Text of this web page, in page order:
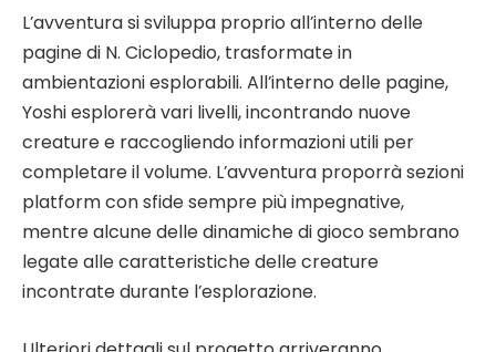
L’avventura si sviluppa proprio all’interno delle
pagine di N. Ciclopedio, trasformate in
ambientazioni esplorabili. All’interno delle pagine,
Yoshi esplorerà vari livelli, incontrando nuove
creature e raccogliendo informazioni utili per
completare il volume. L’avventura proporrà sezioni
platform con sfide sempre più impegnative,
mentre alcune delle dinamiche di gioco sembrano
legate alle caratteristiche delle creature
incontrate durante l’esplorazione.